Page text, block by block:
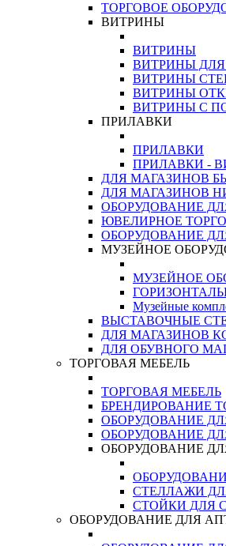
ТОРГОВОЕ
ВИТРИНЫ
ВИТРИНЫ
ВИТРИНЫ
ВИТРИНЫ
ВИТРИНЫ
ВИТРИНЫ С
ПРИЛАВКИ
ПРИЛАВКИ
ПРИЛАВКИ -
ДЛЯ МАГАЗИНОВ
ДЛЯ МАГАЗИНОВ
ОБОРУДОВАНИЕ
ЮВЕЛИРНОЕ
ОБОРУДОВАНИЕ
МУЗЕЙНОЕ
МУЗЕЙНОЕ
Музейные
ВЫСТАВОЧНЫЕ
ДЛЯ МАГАЗИНОВ
ДЛЯ ОБУВНОГО
ТОРГОВАЯ МЕБЕЛЬ
ТОРГОВАЯ МЕБЕЛЬ
БРЕНДИРОВАНИЕ
ОБОРУДОВАНИЕ
ОБОРУДОВАНИЕ
ОБОРУДОВАНИЕ
СТЕЛЛАЖИ
СТОЙКИ ДЛЯ
ОБОРУДОВАНИЕ ДЛЯ